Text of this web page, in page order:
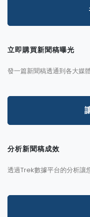
立即購買新聞稿曝光
發一篇新聞稿透通到各大媒
分析新聞稿成效
透過Trek數據平台的分析讓